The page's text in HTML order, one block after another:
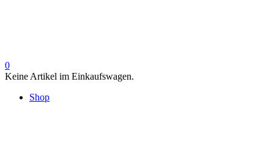
0
Keine Artikel im Einkaufswagen.
Shop